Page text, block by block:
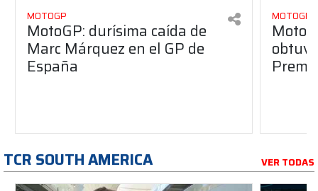
MOTOGP
MotoGP: durísima caída de
Marc Márquez en el GP de
España
MOTOGP
TCR SOUTH AMERICA VER TODAS